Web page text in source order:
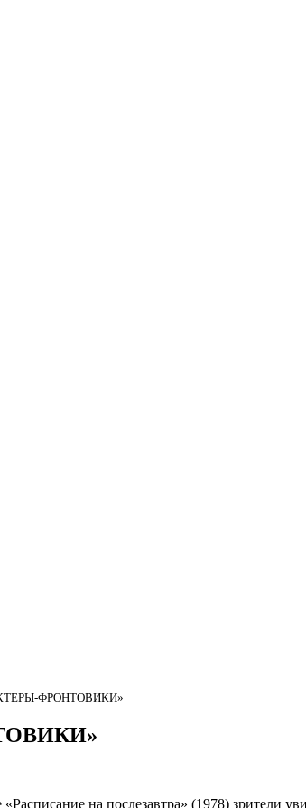
ФРОНТОВИКИ»
на послезавтра» (1978) зрители